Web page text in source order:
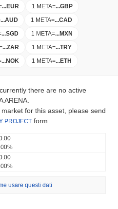
...EUR 1 META=...GBP
...AUD 1 META=...CAD
...SGD 1 META=...MXN
...ZAR 1 META=...TRY
...NOK 1 META=...ETH
there are no active
ARENA.
for this asset, please send
PROJECT form.
usare questi dati